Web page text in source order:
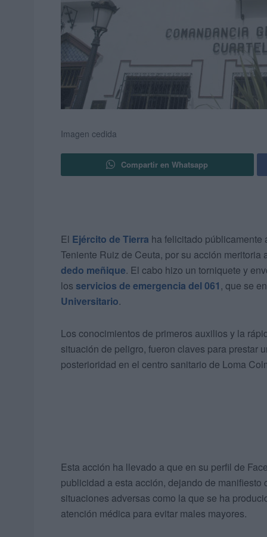
Imagen cedida
Compartir en Whatsapp
El Ejército de Tierra ha felicitado
Teniente Ruiz de Ceuta, por su acción meritoria
dedo meñique. El cabo hizo un torniquete y
los servicios de emergencia del 061, que se
Universitario.
Los conocimientos de primeros auxilios y la
situación de peligro, fueron claves para prestar
posterioridad en el centro sanitario de Loma
Esta acción ha llevado a que en su perfil de
publicidad a esta acción, dejando de
situaciones adversas como la que se ha
atención médica para evitar males mayores.